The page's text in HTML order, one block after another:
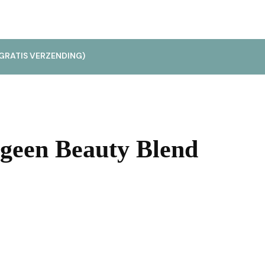
VERZENDING)
Beauty Blend